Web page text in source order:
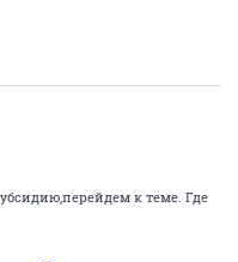
к теме. Где